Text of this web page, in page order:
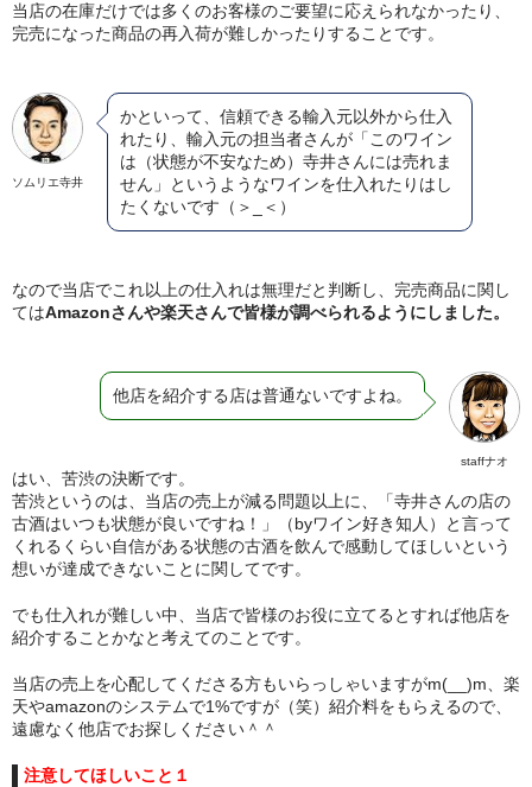
当店の在庫だけでは多くのお客様のご要望に応えられなかったり、
完売になった商品の再入荷が難しかったりすることです。
ソムリエ寺井
かといって、信頼できる輸入元以外から仕入
れたり、輸入元の担当者さんが「このワイン
は（状態が不安なため）寺井さんには売れま
せん」というようなワインを仕入れたりはし
たくないです（＞_＜）
なので当店でこれ以上の仕入れは無理だと判断し、完売商品に関し
てはAmazonさんや楽天さんで皆様が調べられるようにしました。
staffナオ
他店を紹介する店は普通ないですよね。
はい、苦渋の決断です。
苦渋というのは、当店の売上が減る問題以上に、「寺井さんの店の
古酒はいつも状態が良いですね！」（byワイン好き知人）と言って
くれるくらい自信がある状態の古酒を飲んで感動してほしいという
想いが達成できないことに関してです。
でも仕入れが難しい中、当店で皆様のお役に立てるとすれば他店を
紹介することかなと考えてのことです。
当店の売上を心配してくださる方もいらっしゃいますがm(__)m、楽
天やamazonのシステムで1%ですが（笑）紹介料をもらえるので、
遠慮なく他店でお探しください＾＾
注意してほしいこと１